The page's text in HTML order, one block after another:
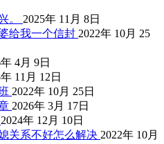
。
2025年 11月 8日
给我一个信封 2022年 10月 25
4月 9日
11月 12日
2022年 10月 25日
2026年 3月 17日
2024年 12月 10日
关系不好怎么解决 2022年 10月